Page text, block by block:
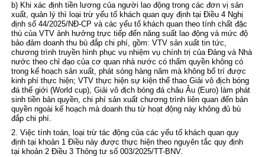
b) Khi xác định tiền lương của người lao động trong các đơn vị sản
xuất, quản lý thì loại trừ yếu tố khách quan quy định tạiĐiều 4 Nghị
định số 44/2025/NĐ-CP và các yếu tố khách quan theo tính chất đặc
thù của VTV ảnh hưởng trực tiếp đến năng suất lao động và mức độ
bảo đảm doanh thu bù đắp chi phí, gồm: VTV sản xuất tin tức,
chương trình truyền hình phục vụ nhiệm vụ chính trị của Đảng và Nhà
nước theo chỉ đạo của cơ quan nhà nước có thẩm quyền không có
trong kế hoạch sản xuất, phát sóng hàng năm mà không bố trí được
kinh phí thực hiện; VTV thực hiện sự kiện thể thao Giải vô địch bóng
đá thế giới (World cup), Giải vô địch bóng đá châu Âu (Euro) làm phát
sinh tiền bản quyền, chi phí sản xuất chương trình liên quan đến bản
quyền ngoài kế hoạch mà doanh thu từ hoạt động này không đủ bù
đắp chi phí.
2. Việc tính toán, loại trừ tác động của các yếu tố khách quan quy
định tại khoản 1 Điều này được thực hiện theo nguyên tắc quy định
tại khoản 2 Điều 3 Thông tư số 003/2025/TT-BNV.